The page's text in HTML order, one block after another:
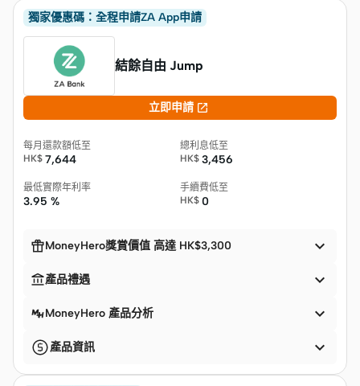
獨家優惠碼：全程申請ZA App申請
結餘自由 Jump
立即申請 
每月還款額低至
HK$ 7,644
總利息低至
HK$ 3,456
最低實際年利率
3.95 %
手續費低至
HK$ 0
MoneyHero獎賞價值 高達 HK$3,300 
產品禮遇 
MoneyHero 產品分析 
產品資訊 